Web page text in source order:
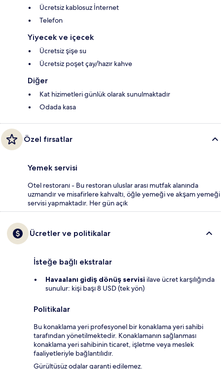
Ücretsiz kablosuz İnternet
Telefon
Yiyecek ve içecek
Ücretsiz şişe su
Ücretsiz poşet çay/hazır kahve
Diğer
Kat hizimetleri günlük olarak sunulmaktadır
Odada kasa
Özel fırsatlar
Yemek servisi
Otel restoranı - Bu restoran uluslar arası mutfak alanında
uzmandır ve misafirlere kahvaltı, öğle yemeği ve akşam yemeği
servisi yapmaktadır. Her gün açık
Ücretler ve politikalar
İsteğe bağlı ekstralar
Havaalanı gidiş dönüş servisi ilave ücret karşılığında
sunulur: kişi başı 8 USD (tek yön)
Politikalar
Bu konaklama yeri profesyonel bir konaklama yeri sahibi
tarafından yönetilmektedir. Konaklamanın sağlanması
konaklama yeri sahibinin ticaret, işletme veya meslek
faaliyetleriyle bağlantılıdır.
Gürültüsüz odalar garanti edilemez.